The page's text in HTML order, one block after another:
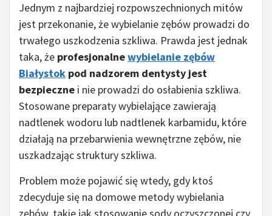
Jednym z najbardziej rozpowszechnionych mitów
jest przekonanie, że wybielanie zębów prowadzi do
trwałego uszkodzenia szkliwa. Prawda jest jednak
taka, że profesjonalnewybielanie zębów
Białystok pod nadzorem dentysty jest
bezpieczne i nie prowadzi do osłabienia szkliwa.
Stosowane preparaty wybielające zawierają
nadtlenek wodoru lub nadtlenek karbamidu, które
działają na przebarwienia wewnętrzne zębów, nie
uszkadzając struktury szkliwa.
Problem może pojawić się wtedy, gdy ktoś
zdecyduje się na domowe metody wybielania